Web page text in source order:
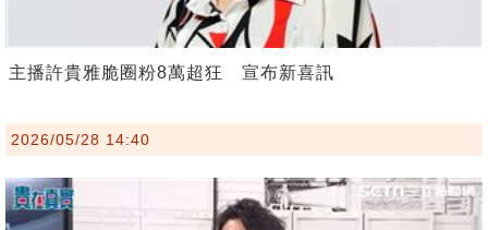
主播許貴雅脆圈粉8萬超狂 宣布新喜訊
2026/05/28 14:40